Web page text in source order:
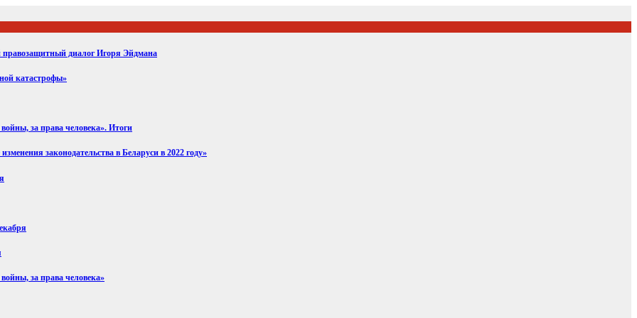
правозащитный диалог Игоря Эйдмана
катастрофы»
за права человека». Итоги
законодательства в Беларуси в 2022 году»
за права человека»